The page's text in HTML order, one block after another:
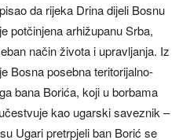
da rijeka Drina dijeli Bosnu
potčinjena arhižupanu Srba,
način života i upravljanja. Iz
Bosna posebna teritorijalno-
bana Borića, koji u borbama
kao ugarski saveznik –
Ugari pretrpjeli ban Borić se